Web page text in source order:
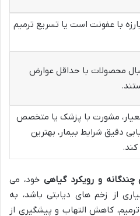
با عفونت است یا تسریع ترمیم
محصولات با حداقل عوارض
مشورت با پزشک یا متخصص
دقیق شرایط بیمار، بهترین
و رویکرد گیاهی خود، می
از زخم های دیابتی باشد، به
کاهش التهاب و پیشگیری از